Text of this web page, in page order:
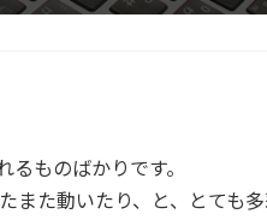
ものばかりです。
また動いたり、と、とても